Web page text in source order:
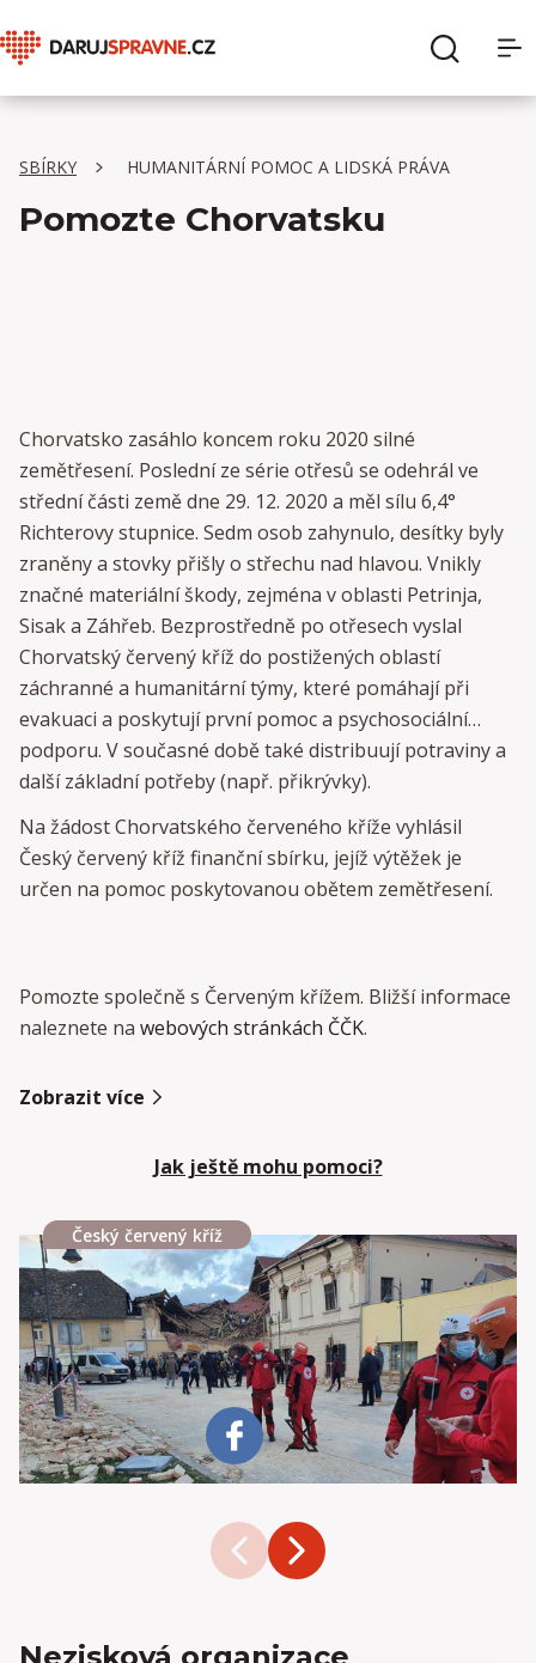
Sbírky
Český červený kříž
SBÍRKY HUMANITÁRNÍ POMOC A LIDSKÁ PRÁVA
Pomozte Chorvatsku
Chorvatsko zasáhlo koncem roku 2020 silné
zemětřesení. Poslední ze série otřesů se odehrál ve
střední části země dne 29. 12. 2020 a měl sílu 6,4°
Richterovy stupnice. Sedm osob zahynulo, desítky byly
zraněny a stovky přišly o střechu nad hlavou. Vnikly
značné materiální škody, zejména v oblasti Petrinja,
Sisak a Záhřeb. Bezprostředně po otřesech vyslal
Chorvatský červený kříž do postižených oblastí
záchranné a humanitární týmy, které pomáhají při
evakuaci a poskytují první pomoc a psychosociální
podporu. V současné době také distribuují potraviny a
další základní potřeby (např. přikrývky).
Na žádost Chorvatského červeného kříže vyhlásil
Český červený kříž finanční sbírku, jejíž výtěžek je
určen na pomoc poskytovanou obětem zemětřesení.
Pomozte společně s Červeným křížem. Bližší informace
naleznete na webových stránkách ČČK.
Zobrazit více
Jak ještě mohu pomoci?